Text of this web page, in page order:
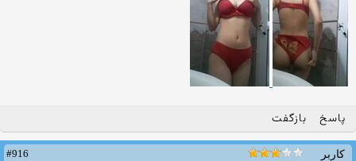
پاسخ بازگفت
کاربر
#916